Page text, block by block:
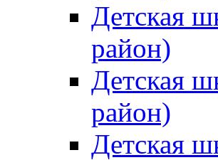
Детская
район)
Детская
район)
Детская